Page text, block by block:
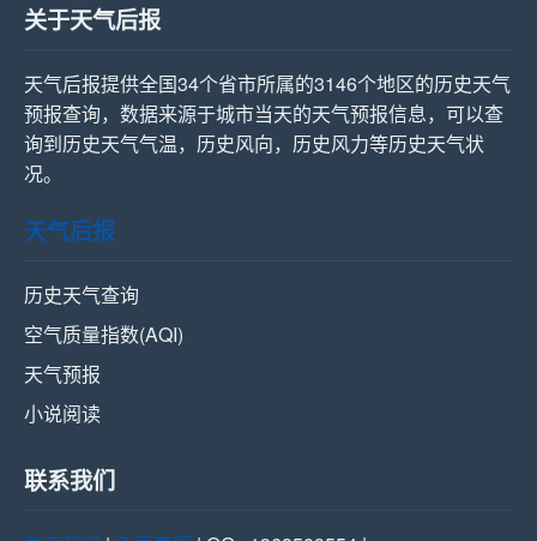
关于天气后报
天气后报提供全国34个省市所属的3146个地区的历史天气
预报查询，数据来源于城市当天的天气预报信息，可以查
询到历史天气气温，历史风向，历史风力等历史天气状
况。
天气后报
历史天气查询
空气质量指数(AQI)
天气预报
小说阅读
联系我们